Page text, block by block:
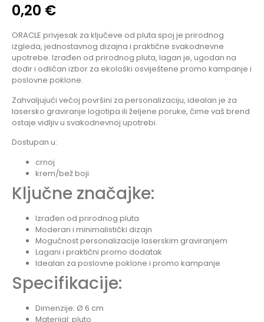
0,20 €
ORACLE privjesak za ključeve od pluta spoj je prirodnog
izgleda, jednostavnog dizajna i praktične svakodnevne
upotrebe. Izrađen od prirodnog pluta, lagan je, ugodan na
dodir i odličan izbor za ekološki osviještene promo kampanje i
poslovne poklone.
Zahvaljujući većoj površini za personalizaciju, idealan je za
lasersko graviranje logotipa ili željene poruke, čime vaš brend
ostaje vidljiv u svakodnevnoj upotrebi.
Dostupan u:
crnoj
krem/bež boji
Ključne značajke:
Izrađen od prirodnog pluta
Moderan i minimalistički dizajn
Mogućnost personalizacije laserskim graviranjem
Lagani i praktični promo dodatak
Idealan za poslovne poklone i promo kampanje
Specifikacije:
Dimenzije: Ø 6 cm
Materijal: pluto